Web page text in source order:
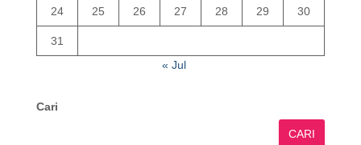
24 25 26 27 28 29 30
31
« Jul
Cari
CARI